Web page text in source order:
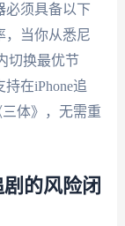
必须具备以下
，当你从悉尼
切换最优节
在iPhone追
三体》，无需重
的风险闭